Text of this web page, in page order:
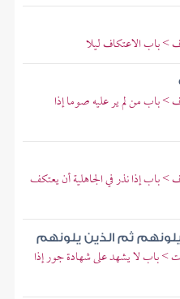
باب الاعتكاف ليلا
باب من لم ير عليه صوما إذا
باب إذا نذر في الجاهلية أن يعتكف
ثم الذين يلونهم
باب لا يشهد على شهادة جور إذا